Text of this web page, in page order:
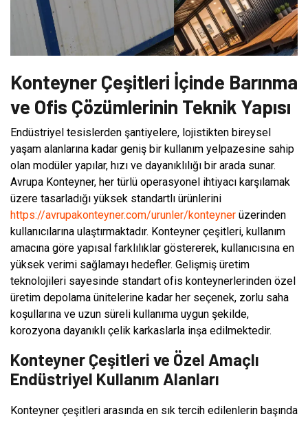
Konteyner Çeşitleri İçinde Barınma
ve Ofis Çözümlerinin Teknik Yapısı
Endüstriyel tesislerden şantiyelere, lojistikten bireysel
yaşam alanlarına kadar geniş bir kullanım yelpazesine sahip
olan modüler yapılar, hızı ve dayanıklılığı bir arada sunar.
Avrupa Konteyner, her türlü operasyonel ihtiyacı karşılamak
üzere tasarladığı yüksek standartlı ürünlerini
https://avrupakonteyner.com/urunler/konteyner üzerinden
kullanıcılarına ulaştırmaktadır. Konteyner çeşitleri, kullanım
amacına göre yapısal farklılıklar göstererek, kullanıcısına en
yüksek verimi sağlamayı hedefler. Gelişmiş üretim
teknolojileri sayesinde standart ofis konteynerlerinden özel
üretim depolama ünitelerine kadar her seçenek, zorlu saha
koşullarına ve uzun süreli kullanıma uygun şekilde,
korozyona dayanıklı çelik karkaslarla inşa edilmektedir.
Konteyner Çeşitleri ve Özel Amaçlı
Endüstriyel Kullanım Alanları
Konteyner çeşitleri arasında en sık tercih edilenlerin başında